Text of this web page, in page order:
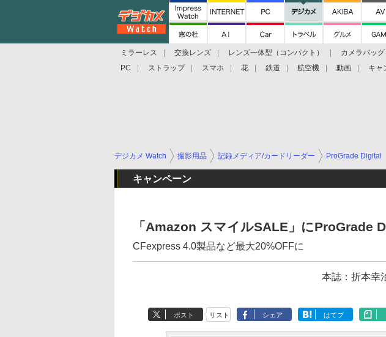
ミラーレス 交換レンズ レンズ一体型（コンパクト） カメラバッグ
PC
ストラップ スマホ 花 鉄道 航空機 動画 キャ
デジカメ Watch 撮影用品 記録メディア/カードリーダー ProGrade Digital
キャンペーン
「Amazon スマイルSALE」にProGrade
CFexpress 4.0製品など最大20%OFFに
本誌：折本幸
ポスト リスト シェア はてブ